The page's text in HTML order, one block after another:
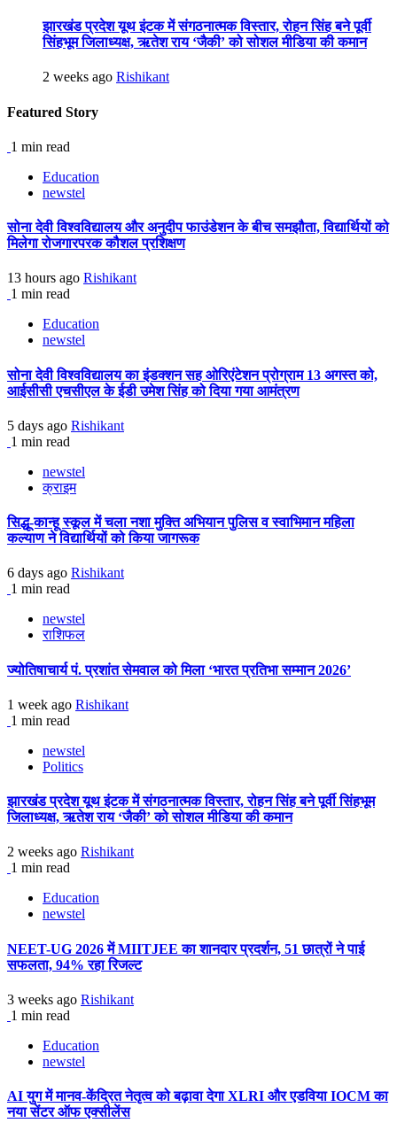
झारखंड प्रदेश यूथ इंटक में संगठनात्मक विस्तार, रोहन सिंह बने पूर्वी
सिंहभूम जिलाध्यक्ष, ऋतेश राय ‘जैकी’ को सोशल मीडिया की कमान
2 weeks ago Rishikant
Featured Story
1 min read
Education
newstel
सोना देवी विश्वविद्यालय और अनुदीप फाउंडेशन के बीच समझौता, विद्यार्थियों को
मिलेगा रोजगारपरक कौशल प्रशिक्षण
13 hours ago Rishikant
1 min read
Education
newstel
सोना देवी विश्वविद्यालय का इंडक्शन सह ओरिएंटेशन प्रोग्राम 13 अगस्त को,
आईसीसी एचसीएल के ईडी उमेश सिंह को दिया गया आमंत्रण
5 days ago Rishikant
1 min read
newstel
क्राइम
सिद्धू-कान्हू स्कूल में चला नशा मुक्ति अभियान पुलिस व स्वाभिमान महिला
कल्याण ने विद्यार्थियों को किया जागरूक
6 days ago Rishikant
1 min read
newstel
राशिफल
ज्योतिषाचार्य पं. प्रशांत सेमवाल को मिला ‘भारत प्रतिभा सम्मान 2026’
1 week ago Rishikant
1 min read
newstel
Politics
झारखंड प्रदेश यूथ इंटक में संगठनात्मक विस्तार, रोहन सिंह बने पूर्वी सिंहभूम
जिलाध्यक्ष, ऋतेश राय ‘जैकी’ को सोशल मीडिया की कमान
2 weeks ago Rishikant
1 min read
Education
newstel
NEET-UG 2026 में MIITJEE का शानदार प्रदर्शन, 51 छात्रों ने पाई
सफलता, 94% रहा रिजल्ट
3 weeks ago Rishikant
1 min read
Education
newstel
AI युग में मानव-केंद्रित नेतृत्व को बढ़ावा देगा XLRI और एडविया IOCM का
नया सेंटर ऑफ एक्सीलेंस